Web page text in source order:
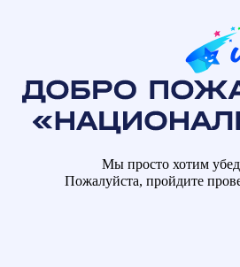
Мы просто хотим
Пожалуйста, пройдите